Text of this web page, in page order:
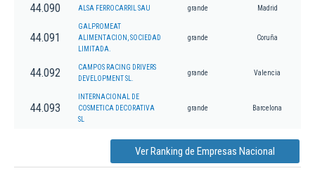
44.090 ALSA FERROCARRIL SAU grande Madrid
44.091
GALPROMEAT
ALIMENTACION, SOCIEDAD
LIMITADA.
grande Coruña
44.092
CAMPOS RACING DRIVERS
DEVELOPMENT SL.
grande Valencia
44.093
INTERNACIONAL DE
COSMETICA DECORATIVA
SL
grande Barcelona
Ver Ranking de Empresas Nacional